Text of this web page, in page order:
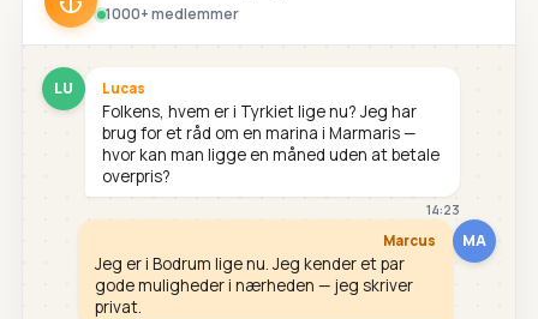
1000+ medlemmer
LU Lucas
Folkens, hvem er i Tyrkiet lige nu? Jeg har
brug for et råd om en marina i Marmaris —
hvor kan man ligge en måned uden at betale
overpris?
14:23
MA
Marcus
Jeg er i Bodrum lige nu. Jeg kender et par
gode muligheder i nærheden — jeg skriver
privat.